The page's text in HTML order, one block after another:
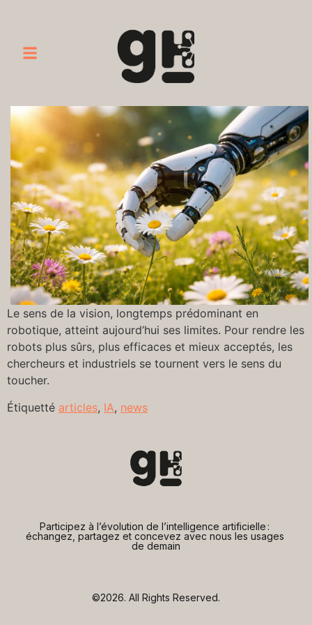
Le sens de la vision, longtemps prédominant en
robotique, atteint aujourd’hui ses limites. Pour rendre les
robots plus sûrs, plus efficaces et mieux acceptés, les
chercheurs et industriels se tournent vers le sens du
toucher.
Étiquetté articles, IA, news
Participez à l’évolution de l’intelligence artificielle :
échangez, partagez et concevez avec nous les usages
de demain
©2026. All Rights Reserved.